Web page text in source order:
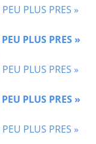
PLUS PRES »
PLUS PRES »